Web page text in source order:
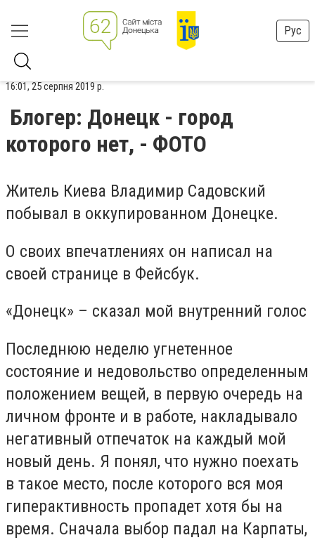
Рус
16:01, 25 серпня 2019 р.
Блогер: Донецк - город
которого нет, - ФОТО
Житель Киева Владимир Садовский
побывал в оккупированном Донецке.
О своих впечатлениях он написал на
своей странице в Фейсбук.
«Донецк» – сказал мой внутренний голос
Последнюю неделю угнетенное
состояние и недовольство определенным
положением вещей, в первую очередь на
личном фронте и в работе, накладывало
негативный отпечаток на каждый мой
новый день. Я понял, что нужно поехать
в такое место, после которого вся моя
гиперактивность пропадет хотя бы на
время. Сначала выбор падал на Карпаты,